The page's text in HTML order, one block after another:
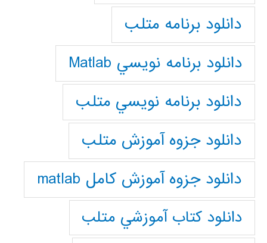
دانلود برنامه متلب
دانلود برنامه نويسي Matlab
دانلود برنامه نويسي متلب
دانلود جزوه آموزش متلب
دانلود جزوه آموزش کامل matlab
دانلود كتاب آموزشي متلب